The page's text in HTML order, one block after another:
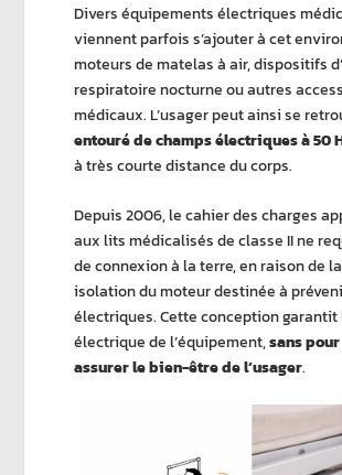
Divers équipements électriques
viennent parfois s’ajouter à cet
moteurs de matelas à air, dispositifs
respiratoire nocturne ou autres
médicaux. L’usager peut ainsi se
entouré de champs électriques à 50
à très courte distance du corps.
Depuis 2006, le cahier des charges
aux lits médicalisés de classe II ne
de connexion à la terre, en raison de
isolation du moteur destinée à
électriques. Cette conception
électrique de l’équipement,sans
assurer le bien-être de l’usager.